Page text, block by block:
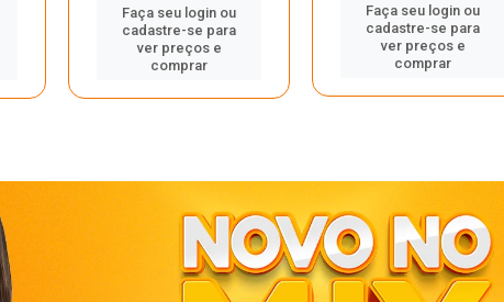
Faça seu login ou
cadastre-se para
ver preços e
comprar
Faça seu login ou
cadastre-se para
ver preços e
comprar